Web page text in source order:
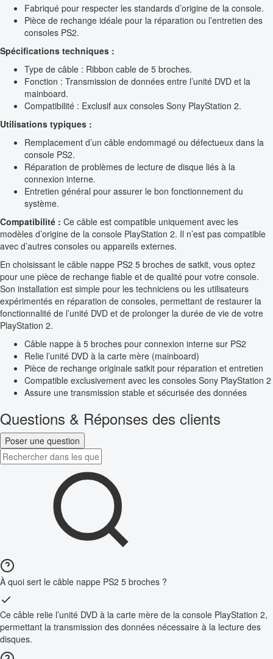
Fabriqué pour respecter les standards d’origine de la console.
Pièce de rechange idéale pour la réparation ou l’entretien des
consoles PS2.
Spécifications techniques :
Type de câble : Ribbon cable de 5 broches.
Fonction : Transmission de données entre l’unité DVD et la
mainboard.
Compatibilité : Exclusif aux consoles Sony PlayStation 2.
Utilisations typiques :
Remplacement d’un câble endommagé ou défectueux dans la
console PS2.
Réparation de problèmes de lecture de disque liés à la
connexion interne.
Entretien général pour assurer le bon fonctionnement du
système.
Compatibilité : Ce câble est compatible uniquement avec les
modèles d’origine de la console PlayStation 2. Il n’est pas compatible
avec d’autres consoles ou appareils externes.
En choisissant le câble nappe PS2 5 broches de satkit, vous optez
pour une pièce de rechange fiable et de qualité pour votre console.
Son installation est simple pour les techniciens ou les utilisateurs
expérimentés en réparation de consoles, permettant de restaurer la
fonctionnalité de l’unité DVD et de prolonger la durée de vie de votre
PlayStation 2.
Câble nappe à 5 broches pour connexion interne sur PS2
Relie l’unité DVD à la carte mère (mainboard)
Pièce de rechange originale satkit pour réparation et entretien
Compatible exclusivement avec les consoles Sony PlayStation 2
Assure une transmission stable et sécurisée des données
Questions & Réponses des clients
Poser une question
À quoi sert le câble nappe PS2 5 broches ?
Ce câble relie l’unité DVD à la carte mère de la console PlayStation 2,
permettant la transmission des données nécessaire à la lecture des
disques.